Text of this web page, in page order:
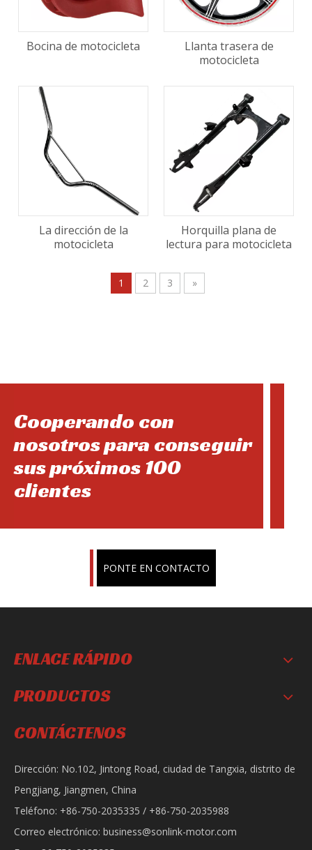
Bocina de motocicleta
Llanta trasera de
motocicleta
La dirección de la
motocicleta
Horquilla plana de
lectura para motocicleta
1 2 3 »
Cooperando con
nosotros para conseguir
sus próximos 100
clientes
PONTE EN CONTACTO
ENLACE RÁPIDO
PRODUCTOS
CONTÁCTENOS
Dirección: No.102, Jintong Road, ciudad de Tangxia, distrito de
Pengjiang, Jiangmen, China
Teléfono: +86-750-2035335 / +86-750-2035988
Correo electrónico: business@sonlink-motor.com